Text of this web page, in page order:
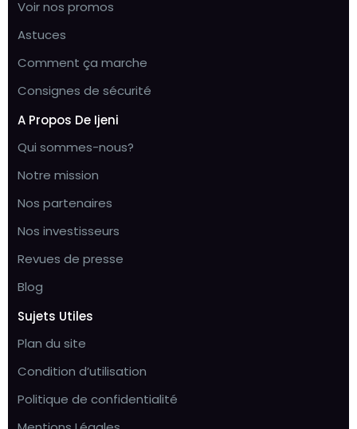
Voir nos promos
Astuces
Comment ça marche
Consignes de sécurité
A Propos De Ijeni
Qui sommes-nous?
Notre mission
Nos partenaires
Nos investisseurs
Revues de presse
Blog
Sujets Utiles
Plan du site
Condition d’utilisation
Politique de confidentialité